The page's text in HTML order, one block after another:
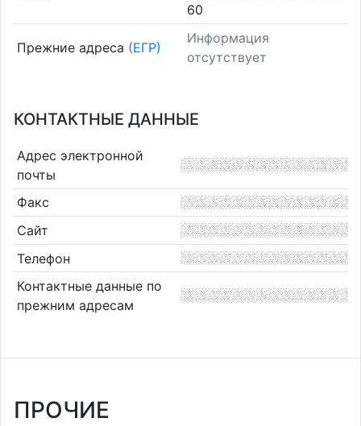
60
Прежние адреса (ЕГР)
Информация
отсутствует
КОНТАКТНЫЕ ДАННЫЕ
Адрес электронной
почты
Факс
Сайт
Телефон
Контактные данные по
прежним адресам
ПРОЧИЕ